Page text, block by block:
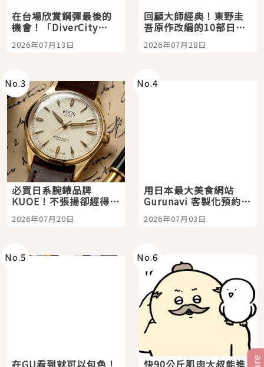
在台場欣賞鋼彈最後的
機會！「DiverCity
Tokyo Plaza」搭船、
購物、美食及夜景，一
2026年07月13日
回顧大師經典！東野圭
吾原作改編的10部日本
影視作品推薦
2026年07月28日
No.3
必買日系腕錶品牌
KUOE！不張揚卻經得起
時間洗鍊的經典之作五
選
2026年07月20日
No.4
用日本最大美食網站
Gurunavi 客製化預約九
大都市餐廳，打造專屬
美食體驗！
2026年07月03日
No.5
在GU看到就可以包色！
No.6
快90公斤肌肉大叔能進